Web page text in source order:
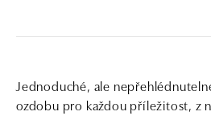
Jednoduché, ale
ozdobu pro každou příležitost, z